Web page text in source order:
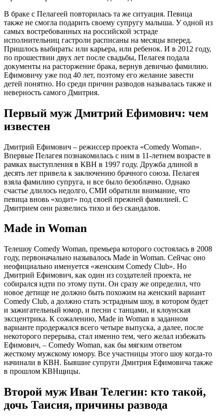
В браке с Пелагеей повторилась та же ситуация. Певица
также не смогла подарить своему супругу малыша. У одной из
самых востребованных на российской эстраде
исполнительниц гастроли расписаны на месяцы вперед.
Пришлось выбирать: или карьера, или ребенок. И в 2012 году,
по прошествии двух лет после свадьбы, Пелагея подала
документы на расторжение брака, вернув девичью фамилию.
Ефимовичу уже под 40 лет, поэтому его желание завести
детей понятно. Но среди причин разводов называлась также и
неверность самого Дмитрия.
Первый муж Дмитрий Ефимович: чем
известен
Дмитрий Ефимович – режиссер проекта «Comedy Woman».
Впервые Пелагея познакомилась с ним в 11-летнем возрасте в
рамках выступления в КВН в 1997 году. Дружба длиной в
десять лет привела к заключению брачного союза. Пелагея
взяла фамилию супруга, и все было безоблачно. Однако
счастье длилось недолго, СМИ обратили внимание, что
певица вновь «ходит» под своей прежней фамилией. С
Дмитрием они развелись тихо и без скандалов.
Made in Woman
Телешоу Comedy Woman, премьера которого состоялась в 2008
году, первоначально называлось Made in Woman. Сейчас оно
неофициально именуется «женским Comedy Club». Но
Дмитрий Ефимович, как один из создателей проекта, не
собирался идти по этому пути. Он сразу же определил, что
новое детище не должно быть похожим на женский вариант
Comedy Club, а должно стать эстрадным шоу, в котором будет
и зажигательный юмор, и песни с танцами, и клоунская
эксцентрика. К сожалению, Made in Woman в заданном
варианте продержался всего четыре выпуска, а далее, после
некоторого перерыва, стал именно тем, чего желал избежать
Ефимович, – Comedy Woman, как бы мягким ответом
жесткому мужскому юмору. Все участницы этого шоу когда-то
начинали в КВН. Бывшие супруги Дмитрия Ефимовича также
в прошлом КВНщицы.
Второй муж Иван Телегин: кто такой,
дочь Таисия, причины развода